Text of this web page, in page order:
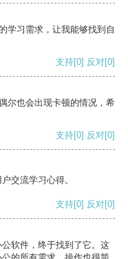
学习需求，让我能够找到自
支持[0] 反对[0]
尔也会出现卡顿的情况，希
支持[0] 反对[0]
交流学习心得。
支持[0] 反对[0]
软件，终于找到了它。这